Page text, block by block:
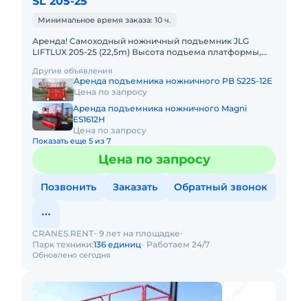
Минимальное время заказа: 10 ч.
Аренда! Самоходный ножничный подъемник JLG
LIFTLUX 205-25 (22,5m) Высота подъема платформы,
Выдвижная секция
Другие объявления
Аренда подъемника ножничного PB S225-12E
Цена по запросу
Аренда подъемника ножничного Magni
ES1612H
Цена по запросу
Показать еще 5 из 7
Цена по запросу
Позвонить Заказать Обратный звонок
Обновлено сегодня
CRANES.RENT 9 лет на площадке
Парк техники:136 единиц Работаем 24/7